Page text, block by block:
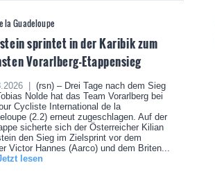
la Guadeloupe
sprintet in der Karibik zum
Vorarlberg-Etappensieg
|
(rsn) – Drei Tage nach dem Sieg
Nolde hat das Team Vorarlberg bei
Cycliste International de la
(2.2) erneut zugeschlagen. Auf der
sicherte sich der Österreicher Kilian
den Sieg im Zielsprint vor dem
Victor Hannes (Aarco) und dem Briten...
lesen